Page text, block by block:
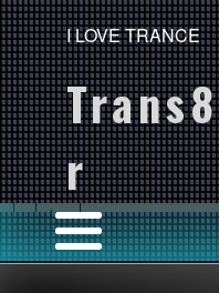
I LOVE TRANCE
r